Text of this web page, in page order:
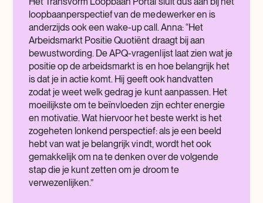
loopbaanperspectief van de medewerker en is
anderzijds ook een wake-up call. Anna: “Het
Arbeidsmarkt Positie Quotiënt draagt bij aan
bewustwording. De APQ-vragenlijst laat zien wat je
positie op de arbeidsmarkt is en hoe belangrijk het
is dat je in actie komt. Hij geeft ook handvatten
zodat je weet welk gedrag je kunt aanpassen. Het
moeilijkste om te beïnvloeden zijn echter energie
en motivatie. Wat hiervoor het beste werkt is het
zogeheten lonkend perspectief: als je een beeld
hebt van wat je belangrijk vindt, wordt het ook
gemakkelijk om na te denken over de volgende
stap die je kunt zetten om je droom te
verwezenlijken.”